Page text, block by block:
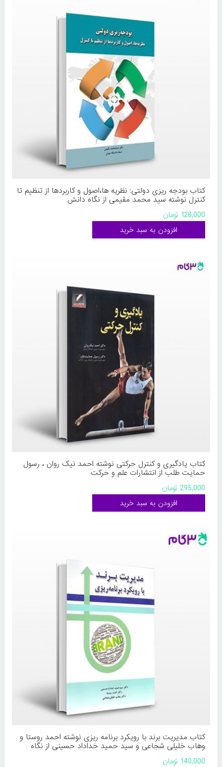
کتاب بودجه ریزی دولتی: نظریه ها،اصول و کاربردها از تنظیم تا
کنترل نوشته سید محمد مقیمی از نگاه دانش
128,000 تومان
کتاب یادگیری و کنترل حرکتی نوشته احمد نیک روان ، رسول
حمایت طلب از انتشارات علم و حرکت
295,000 تومان
کتاب مدیریت برند با رویکرد برنامه ریزی نوشته احمد روستا و
وهاب خلیلی شجاعی و سید حمید خداداد حسینی از نگاه
دانش
140,000 تومان